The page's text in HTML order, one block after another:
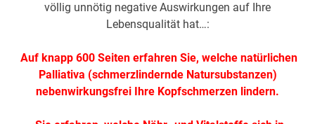
völlig unnötig negative Auswirkungen auf Ihre
Lebensqualität hat…:
Auf knapp 600 Seiten erfahren Sie, welche natürlichen
Palliativa (schmerzlindernde Natursubstanzen)
nebenwirkungsfrei Ihre Kopfschmerzen lindern.